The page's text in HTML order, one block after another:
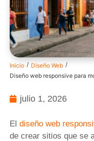
Inicio / Diseño Web /
Diseño web responsive para
julio 1, 2026
El diseño web
de crear sitios que se